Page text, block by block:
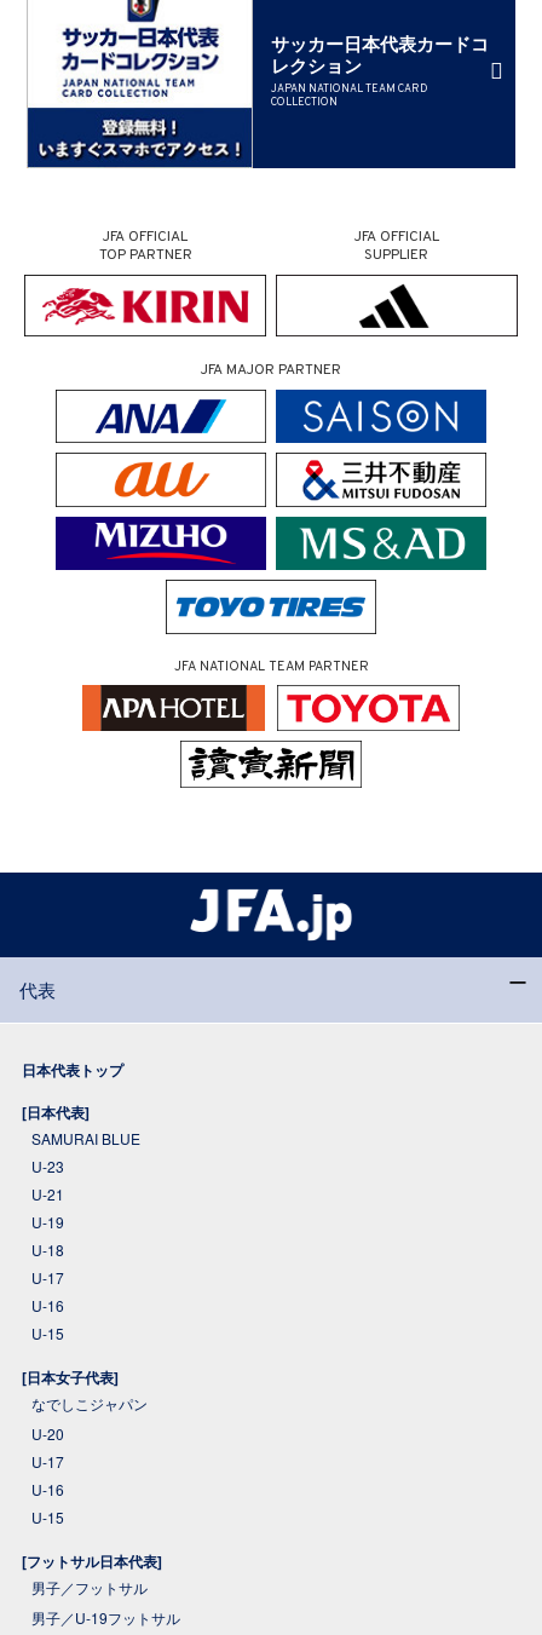
サッカー日本代表カードコ
レクション
JAPAN NATIONAL TEAM CARD
COLLECTION
JFA OFFICIAL
TOP PARTNER
JFA OFFICIAL
SUPPLIER
JFA MAJOR PARTNER
JFA NATIONAL TEAM PARTNER
代表
日本代表トップ
[日本代表]
SAMURAI BLUE
U-23
U-21
U-19
U-18
U-17
U-16
U-15
[日本女子代表]
なでしこジャパン
U-20
U-17
U-16
U-15
[フットサル日本代表]
男子／フットサル
男子／U-19フットサル